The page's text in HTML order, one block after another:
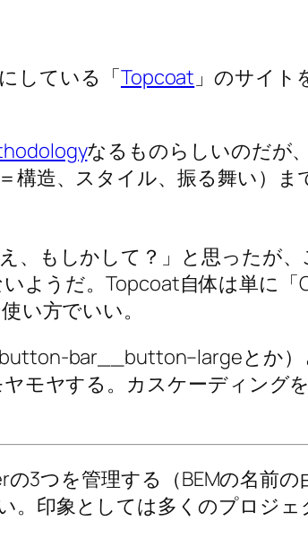
している「Topcoat 」のサイト
なるものらしいのだが
構造、スタイル、振る舞い）
、もしかして？」と思ったが
ようだ。Topcoat自体は単に
い方でいい。
bar__button–largeとか
モヤする。カスケーディング
3つを管理する（BEMの名前
。印象としては多くのプロジ